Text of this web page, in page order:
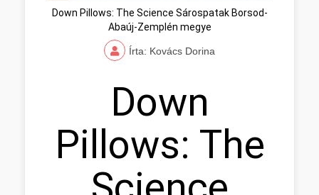
Down Pillows: The Science Sárospatak Borsod-
Abaúj-Zemplén megye
Írta: Kovács Dorina
Down
Pillows: The